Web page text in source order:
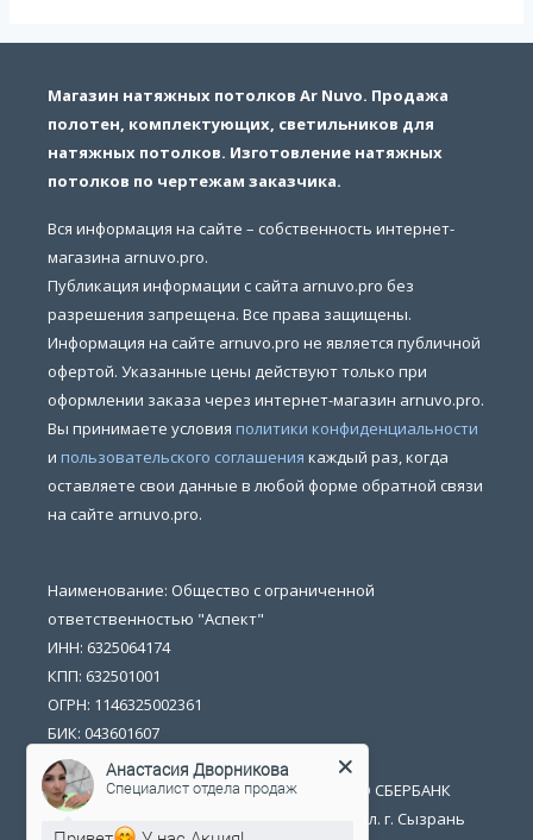
Магазин натяжных потолков Ar Nuvo. Продажа
полотен, комплектующих, светильников для
натяжных потолков. Изготовление натяжных
потолков по чертежам заказчика.
Вся информация на сайте – собственность интернет-
магазина arnuvo.pro.
Публикация информации с сайта arnuvo.pro без
разрешения запрещена. Все права защищены.
Информация на сайте arnuvo.pro не является публичной
офертой. Указанные цены действуют только при
оформлении заказа через интернет-магазин arnuvo.pro.
Вы принимаете условия политики конфиденциальности
и пользовательского соглашения каждый раз, когда
оставляете свои данные в любой форме обратной связи
на сайте arnuvo.pro.
Наименование: Общество с ограниченной
ответственностью "Аспект"
ИНН: 6325064174
КПП: 632501001
ОГРН: 1146325002361
БИК: 043601607
р/счет: 40702810054400014702
Банк получателя: ПОВОЛЖСКИЙ БАНК ПАО СБЕРБАНК
Юридический адрес: 446026 Самарская обл. г. Сызрань
Анастасия Дворникова
Специалист отдела продаж